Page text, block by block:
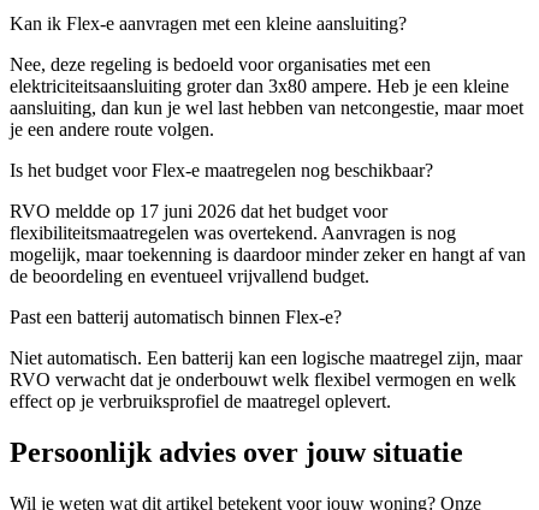
Kan ik Flex-e aanvragen met een kleine aansluiting?
Nee, deze regeling is bedoeld voor organisaties met een
elektriciteitsaansluiting groter dan 3x80 ampere. Heb je een kleine
aansluiting, dan kun je wel last hebben van netcongestie, maar moet
je een andere route volgen.
Is het budget voor Flex-e maatregelen nog beschikbaar?
RVO meldde op 17 juni 2026 dat het budget voor
flexibiliteitsmaatregelen was overtekend. Aanvragen is nog
mogelijk, maar toekenning is daardoor minder zeker en hangt af van
de beoordeling en eventueel vrijvallend budget.
Past een batterij automatisch binnen Flex-e?
Niet automatisch. Een batterij kan een logische maatregel zijn, maar
RVO verwacht dat je onderbouwt welk flexibel vermogen en welk
effect op je verbruiksprofiel de maatregel oplevert.
Persoonlijk advies over jouw situatie
Wil je weten wat dit artikel betekent voor jouw woning? Onze